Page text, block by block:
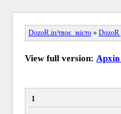
DozoR.in/твоє_місто » DozoR
View full version:
1